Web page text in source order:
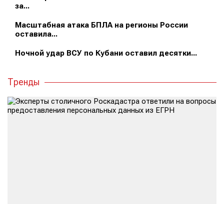
за...
Масштабная атака БПЛА на регионы России
оставила...
Ночной удар ВСУ по Кубани оставил десятки...
Тренды